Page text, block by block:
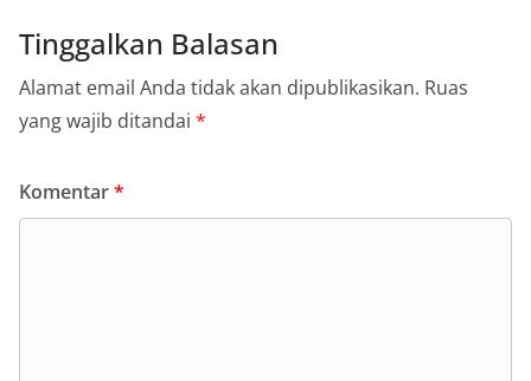
Tinggalkan Balasan
Alamat email Anda tidak akan dipublikasikan. Ruas
yang wajib ditandai *
Komentar*